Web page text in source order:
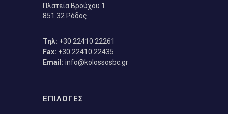
Πλατεία Βρούχου 1
851 32 Ρόδος
Τηλ: +30 22410 22261
Fax: +30 22410 22435
Email: info@kolossosbc.gr
ΕΠΙΛΟΓΕΣ